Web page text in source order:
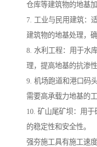
仓库等建筑物的地基加
7. 工业与民用建筑：
建筑物的地基处理，
8. 水利工程：用于水
理，提高地基的抗渗性
9. 机场跑道和港口码
需要高承载力地基的工
10. 矿山尾矿坝：用
的稳定性和安全性。
强夯施工具有施工速